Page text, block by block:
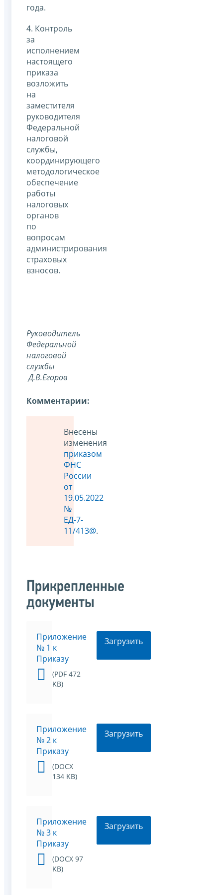
года.
4. Контроль
за
исполнением
настоящего
приказа
возложить
на
заместителя
руководителя
Федеральной
налоговой
службы,
координирующего
методологическое
обеспечение
работы
налоговых
органов
по
вопросам
администрирования
страховых
взносов.
Руководитель
Федеральной
налоговой
службы
Д.В.Егоров
Комментарии:
Внесены
изменения
приказом
ФНС
России
от
19.05.2022
№
ЕД-7-
11/413@.
Прикрепленные
документы
Приложение
№ 1 к
Приказу
(PDF 472
KB)
Загрузить
Приложение
№ 2 к
Приказу
(DOCX
134 KB)
Загрузить
Приложение
№ 3 к
Приказу
(DOCX 97
KB)
Загрузить